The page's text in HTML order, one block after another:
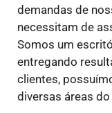
demandas de
necessitam de
Somos um
entregando
clientes,
diversas áreas